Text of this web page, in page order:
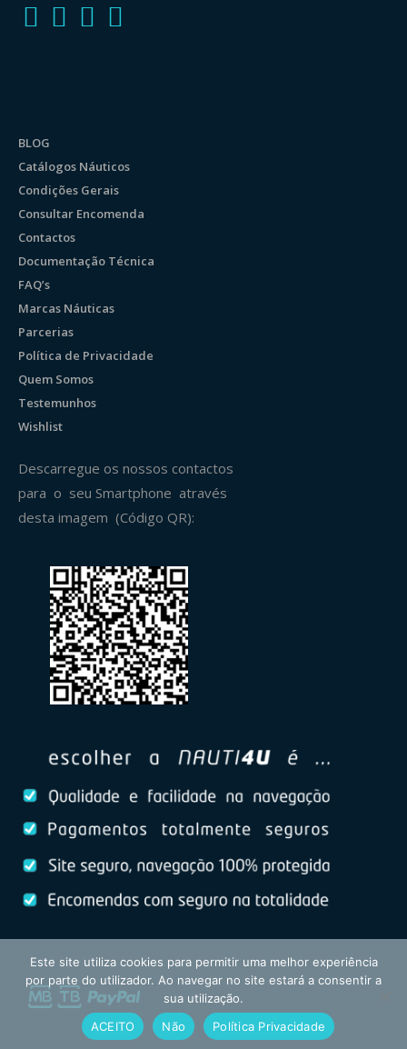
BLOG
Catálogos Náuticos
Condições Gerais
Consultar Encomenda
Contactos
Documentação Técnica
FAQ’s
Marcas Náuticas
Parcerias
Política de Privacidade
Quem Somos
Testemunhos
Wishlist
Descarregue os nossos contactos
para o seu Smartphone através
desta imagem (Código QR):
Este site utiliza cookies para permitir uma melhor experiência
por parte do utilizador. Ao navegar no site estará a consentir a
sua utilização.
ACEITO
Não Política Privacidade